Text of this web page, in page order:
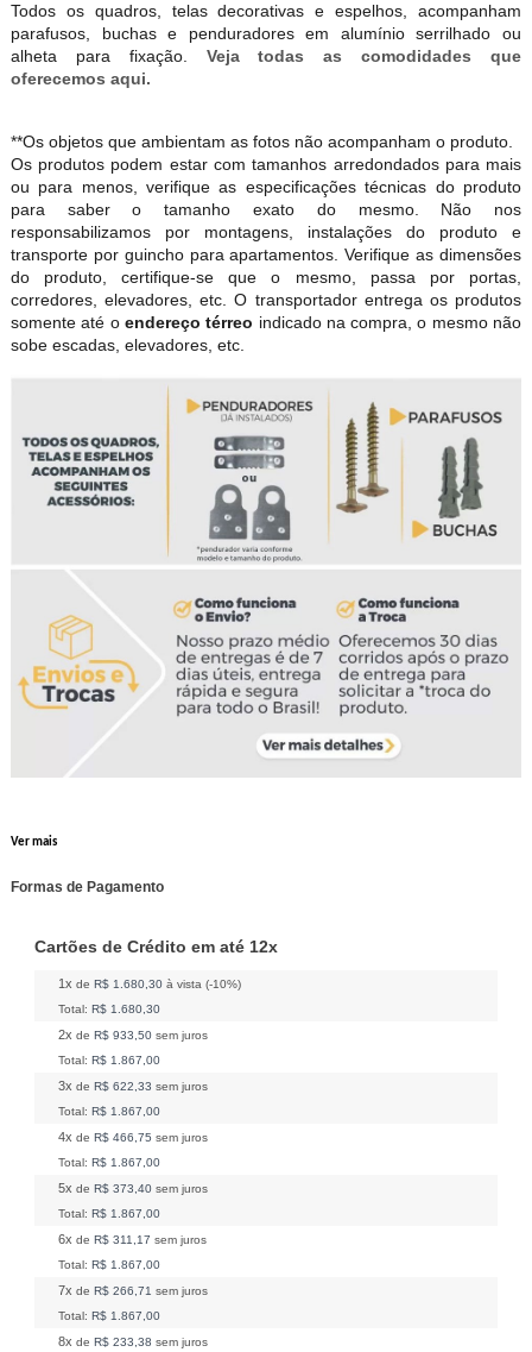
Todos os quadros, telas decorativas e espelhos, acompanham
parafusos, buchas e penduradores em alumínio serrilhado ou
alheta para fixação. Veja todas as comodidades que
oferecemos aqui.
**Os objetos que ambientam as fotos não acompanham o produto.
Os produtos podem estar com tamanhos arredondados para mais
ou para menos, verifique as especificações técnicas do produto
para saber o tamanho exato do mesmo. Não nos
responsabilizamos por montagens, instalações do produto e
transporte por guincho para apartamentos. Verifique as dimensões
do produto, certifique-se que o mesmo, passa por portas,
corredores, elevadores, etc. O transportador entrega os produtos
somente até o endereço térreo indicado na compra, o mesmo não
sobe escadas, elevadores, etc.
Ver mais
Formas de Pagamento
Cartões de Crédito em até 12x
1x de R$ 1.680,30 à vista (-10%)
Total: R$ 1.680,30
2x de R$ 933,50 sem juros
Total: R$ 1.867,00
3x de R$ 622,33 sem juros
Total: R$ 1.867,00
4x de R$ 466,75 sem juros
Total: R$ 1.867,00
5x de R$ 373,40 sem juros
Total: R$ 1.867,00
6x de R$ 311,17 sem juros
Total: R$ 1.867,00
7x de R$ 266,71 sem juros
Total: R$ 1.867,00
8x de R$ 233,38 sem juros